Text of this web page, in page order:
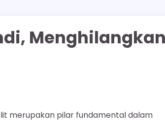
merupakan pilar fundamental dalam